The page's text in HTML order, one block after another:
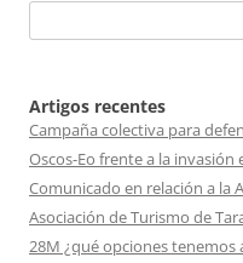
Artigos recentes
Campaña colectiva para
Oscos-Eo frente a la invasión
Comunicado en relación a la
Asociación de Turismo de
28M ¿qué opciones tenemos